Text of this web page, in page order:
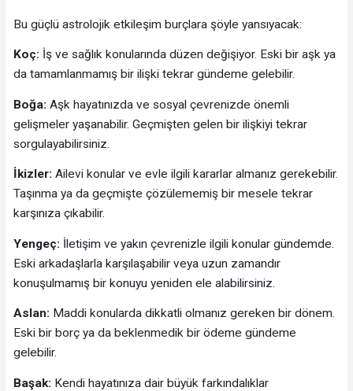
Bu güçlü astrolojik etkileşim burçlara şöyle yansıyacak:
Koç: İş ve sağlık konularında düzen değişiyor. Eski bir aşk ya
da tamamlanmamış bir ilişki tekrar gündeme gelebilir.
Boğa: Aşk hayatınızda ve sosyal çevrenizde önemli
gelişmeler yaşanabilir. Geçmişten gelen bir ilişkiyi tekrar
sorgulayabilirsiniz.
İkizler: Ailevi konular ve evle ilgili kararlar almanız gerekebilir.
Taşınma ya da geçmişte çözülememiş bir mesele tekrar
karşınıza çıkabilir.
Yengeç: İletişim ve yakın çevrenizle ilgili konular gündemde.
Eski arkadaşlarla karşılaşabilir veya uzun zamandır
konuşulmamış bir konuyu yeniden ele alabilirsiniz.
Aslan: Maddi konularda dikkatli olmanız gereken bir dönem.
Eski bir borç ya da beklenmedik bir ödeme gündeme
gelebilir.
Başak: Kendi hayatınıza dair büyük farkındalıklar